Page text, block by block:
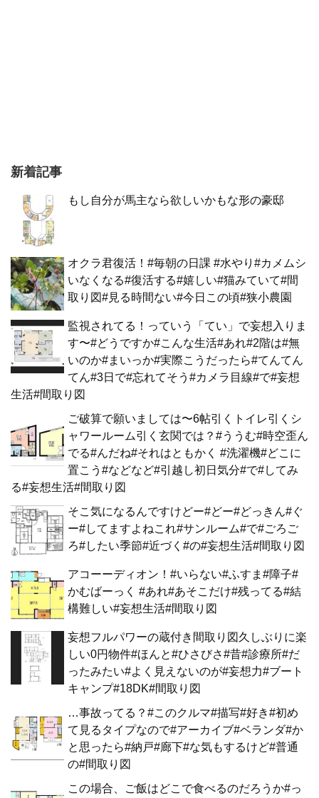
新着記事
もし自分が馬主なら欲しいかもな形の豪邸
オクラ君復活！#毎朝の日課 #水やり#カメムシ
いなくなる#復活する#嬉しい#猫みていて#間
取り図#見る時間ない#今日この頃#狭小農園
監視されてる！っていう「てい」で妄想入りま
す〜#どうですか#こんな生活#あれ#2階は#無
いのか#まいっか#実際こうだったら#てんてん
てん#3日で#忘れてそう#カメラ目線#で#妄想
生活#間取り図
ご破算で願いましては〜6帖引くトイレ引くシ
ャワールーム引く玄関では？#ううむ#時空歪ん
でる#んだね#それはともかく #洗濯機#どこに
置こう#などなど#引越し初日気分#で#してみ
る#妄想生活#間取り図
そこ気になるんですけどー#どー#どっきん#ぐ
ー#してますよねこれ#サンルーム#で#ごろご
ろ#したい季節#近づく#の#妄想生活#間取り図
アコーーディオン！#いらない#ふすま#障子#
かむばーっく #あれ#あそこだけ#残ってる#結
構難しい#妄想生活#間取り図
妄想フルパワーの蔵付き間取り図久しぶりに楽
しい0円物件#ほんと#ひさびさ#昔#診療所#だ
ったみたい#よく見えないのが#妄想力#ブート
キャンプ#18DK#間取り図
…事故ってる？#このクルマ#描写#好き#初め
て見るタイプなので#アーカイブ#ベランダ#か
と思ったら#納戸#廊下#な気もするけど#普通
の#間取り図
この場合、ご飯はどこで食べるのだろうか#っ